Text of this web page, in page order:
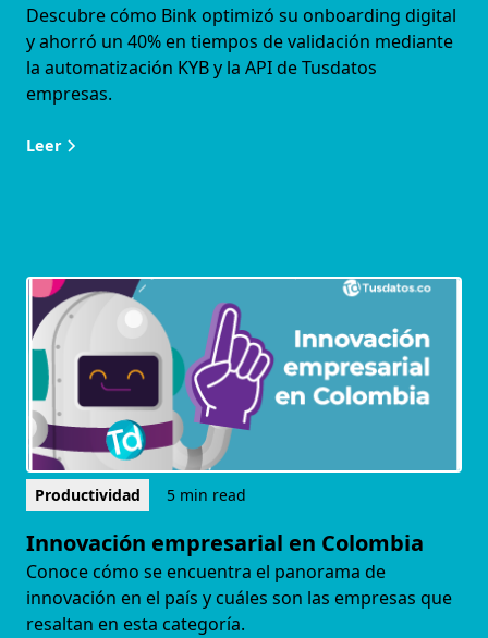
Descubre cómo Bink optimizó su onboarding digital
y ahorró un 40% en tiempos de validación mediante
la automatización KYB y la API de Tusdatos
empresas.
Leer
Productividad 5 min read
Innovación empresarial en Colombia
Conoce cómo se encuentra el panorama de
innovación en el país y cuáles son las empresas que
resaltan en esta categoría.